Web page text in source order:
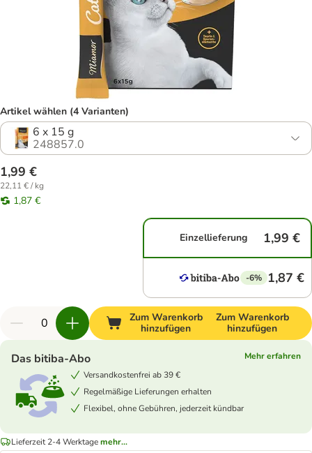
Artikel wählen (4 Varianten)
6 x 15 g
248857.0
1,99 €
22,11 € / kg
1,87 €
Einzellieferung 1,99 €
-6% 1,87 €
Zum Warenkorb
hinzufügen
Zum Warenkorb
hinzufügen
Das bitiba-Abo
Mehr erfahren
Versandkostenfrei ab 39 €
Regelmäßige Lieferungen erhalten
Flexibel, ohne Gebühren, jederzeit kündbar
Lieferzeit 2-4 Werktagemehr...